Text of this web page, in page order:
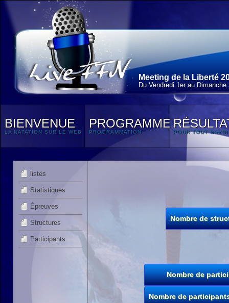
Meeting de la Liberté
Du Vendredi 1erau Dimanche
BIENVENUE
LA NATATION SUR LE WEB
PROGRAMME
PROGRAMMATION POUR TOUT
listes
Statistiques
Épreuves
Structures
Participants
Nombre de
Nombre de
Nombre de